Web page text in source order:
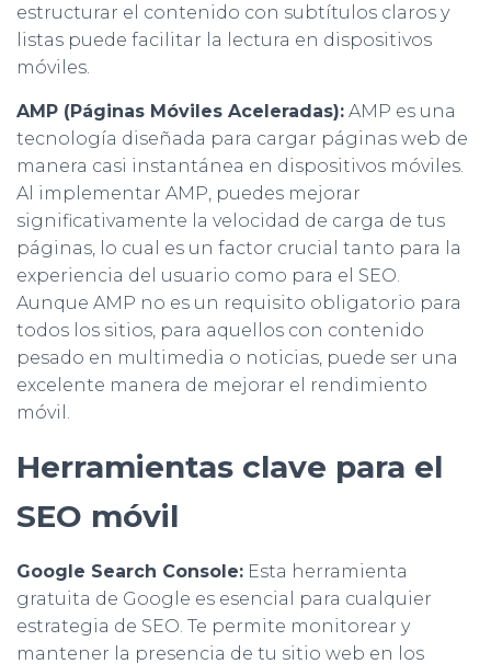
estructurar el contenido con subtítulos claros y
listas puede facilitar la lectura en dispositivos
móviles.
AMP (Páginas Móviles Aceleradas): AMP es una
tecnología diseñada para cargar páginas web de
manera casi instantánea en dispositivos móviles.
Al implementar AMP, puedes mejorar
significativamente la velocidad de carga de tus
páginas, lo cual es un factor crucial tanto para la
experiencia del usuario como para el SEO.
Aunque AMP no es un requisito obligatorio para
todos los sitios, para aquellos con contenido
pesado en multimedia o noticias, puede ser una
excelente manera de mejorar el rendimiento
móvil.
Herramientas clave para el
SEO móvil
Google Search Console: Esta herramienta
gratuita de Google es esencial para cualquier
estrategia de SEO. Te permite monitorear y
mantener la presencia de tu sitio web en los